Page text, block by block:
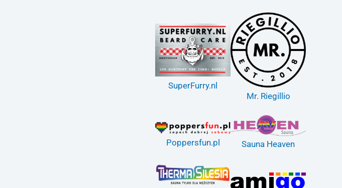
SuperFurry.nl
Mr. Riegillio
Poppersfun.pl Sauna Heaven